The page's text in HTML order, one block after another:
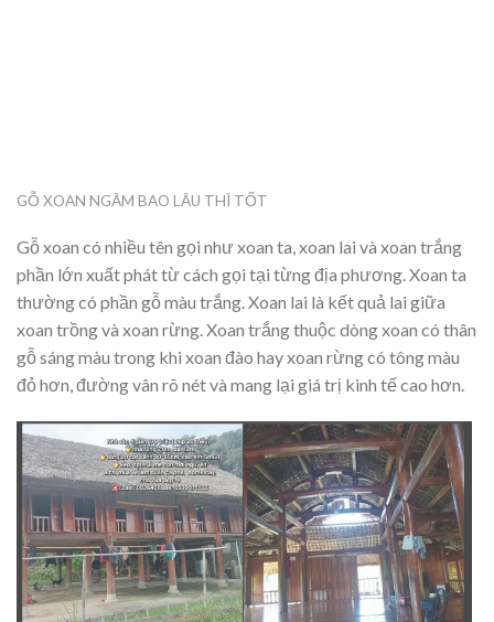
GỖ XOAN NGÂM BAO LÂU THÌ TỐT
Gỗ xoan có nhiều tên gọi như xoan ta, xoan lai và xoan trắng
phần lớn xuất phát từ cách gọi tại từng địa phương. Xoan ta
thường có phần gỗ màu trắng. Xoan lai là kết quả lai giữa
xoan trồng và xoan rừng. Xoan trắng thuộc dòng xoan có thân
gỗ sáng màu trong khi xoan đào hay xoan rừng có tông màu
đỏ hơn, đường vân rõ nét và mang lại giá trị kinh tế cao hơn.